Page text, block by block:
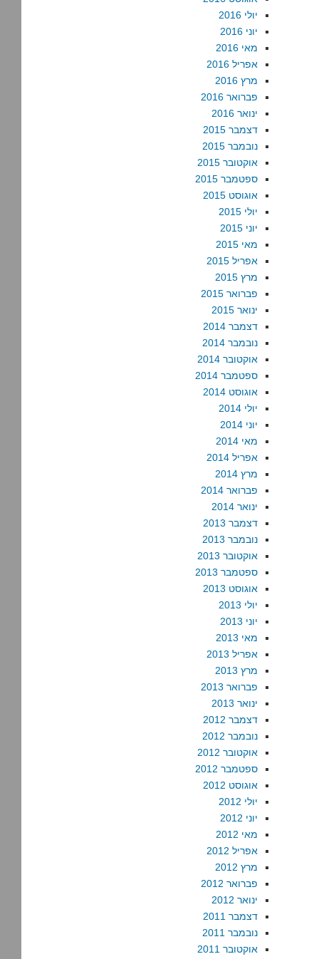
יולי 2016
יוני 2016
מאי 2016
אפריל 2016
מרץ 2016
פברואר 2016
ינואר 2016
דצמבר 2015
נובמבר 2015
אוקטובר 2015
ספטמבר 2015
אוגוסט 2015
יולי 2015
יוני 2015
מאי 2015
אפריל 2015
מרץ 2015
פברואר 2015
ינואר 2015
דצמבר 2014
נובמבר 2014
אוקטובר 2014
ספטמבר 2014
אוגוסט 2014
יולי 2014
יוני 2014
מאי 2014
אפריל 2014
מרץ 2014
פברואר 2014
ינואר 2014
דצמבר 2013
נובמבר 2013
אוקטובר 2013
ספטמבר 2013
אוגוסט 2013
יולי 2013
יוני 2013
מאי 2013
אפריל 2013
מרץ 2013
פברואר 2013
ינואר 2013
דצמבר 2012
נובמבר 2012
אוקטובר 2012
ספטמבר 2012
אוגוסט 2012
יולי 2012
יוני 2012
מאי 2012
אפריל 2012
מרץ 2012
פברואר 2012
ינואר 2012
דצמבר 2011
נובמבר 2011
אוקטובר 2011